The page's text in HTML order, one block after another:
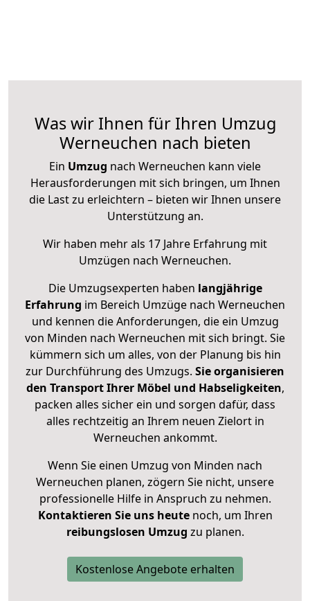
Was wir Ihnen für Ihren Umzug
Werneuchen nach bieten
Ein Umzug nach Werneuchen kann viele
Herausforderungen mit sich bringen, um Ihnen
die Last zu erleichtern – bieten wir Ihnen unsere
Unterstützung an.
Wir haben mehr als 17 Jahre Erfahrung mit
Umzügen nach Werneuchen.
Die Umzugsexperten haben langjährige
Erfahrung im Bereich Umzüge nach Werneuchen
und kennen die Anforderungen, die ein Umzug
von Minden nach Werneuchen mit sich bringt. Sie
kümmern sich um alles, von der Planung bis hin
zur Durchführung des Umzugs. Sie organisieren
den Transport Ihrer Möbel und Habseligkeiten,
packen alles sicher ein und sorgen dafür, dass
alles rechtzeitig an Ihrem neuen Zielort in
Werneuchen ankommt.
Wenn Sie einen Umzug von Minden nach
Werneuchen planen, zögern Sie nicht, unsere
professionelle Hilfe in Anspruch zu nehmen.
Kontaktieren Sie uns heutenoch, um Ihren
reibungslosen Umzug zu planen.
Kostenlose Angebote erhalten